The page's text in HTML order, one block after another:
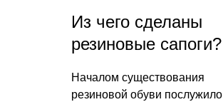
Из чего сделаны
резиновые сапоги?
Началом существования
резиновой обуви послужило